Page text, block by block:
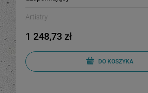
Artistry
1 248,73 zł
DO KOSZYKA